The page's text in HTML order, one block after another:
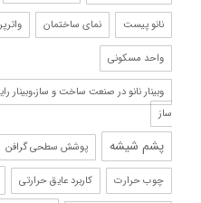
نانو پیست نمای ساختمان
واحد مسکونی
وبینار نانو در صنعت ساخت و ساز،وبینار
ساز
پشم شیشه پوشش سطحی گرافن
چوب حرارت کاربرد عایق حرارتی